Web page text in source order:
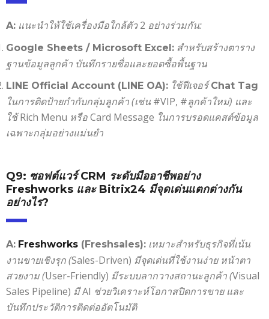
A: แนะนำให้ใช้เครื่องมือใกล้ตัว2 อย่างร่วมกัน:
Google Sheets / Microsoft Excel: สำหรับสร้างตาราง
ฐานข้อมูลลูกค้า บันทึกรายชื่อและยอดซื้อพื้นฐาน
LINE Official Account (LINE OA): ใช้ฟีเจอร์ Chat Tag
ในการติดป้ายกำกับกลุ่มลูกค้า (เช่น #VIP, #ลูกค้าใหม่) และ
ใช้Rich Menu หรือCard Message ในการบรอดแคสต์ข้อมูล
เฉพาะกลุ่มอย่างแม่นยำ
Q9: ซอฟต์แวร์CRM ระดับมืออาชีพอย่าง
Freshworks และ Bitrix24 มีจุดเด่นแตกต่างกัน
อย่างไร?
A: Freshworks (Freshsales): เหมาะสำหรับธุรกิจที่เน้น
งานขายเชิงรุก (Sales-Driven) มีจุดเด่นที่ใช้งานง่าย หน้าตา
สวยงาม (User-Friendly) มีระบบลากวางสถานะลูกค้า (Visual
Sales Pipeline) มีAI ช่วยวิเคราะห์โอกาสปิดการขาย และ
บันทึกประวัติการติดต่ออัตโนมัติ